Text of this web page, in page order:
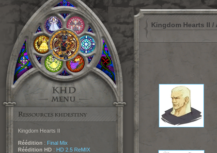
Kingdom Hearts II
Réédition : Final Mix
Réédition HD : HD 2.5 ReMIX
Kingdom Hearts II